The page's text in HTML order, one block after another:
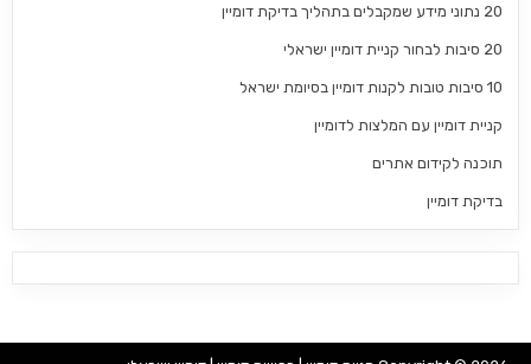
20 נתוני מידע שמקבלים בתהליך בדיקת דומיין
20 סיבות לבחור קניית דומיין ישראלי
10 סיבות טובות לקנות דומיין בסיומת ישראל
קניית דומיין עם המלצות לדומיין
תוכנה לקידום אתרים
בדיקת דומיין